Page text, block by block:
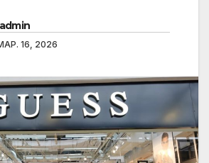
admin
16, 2026